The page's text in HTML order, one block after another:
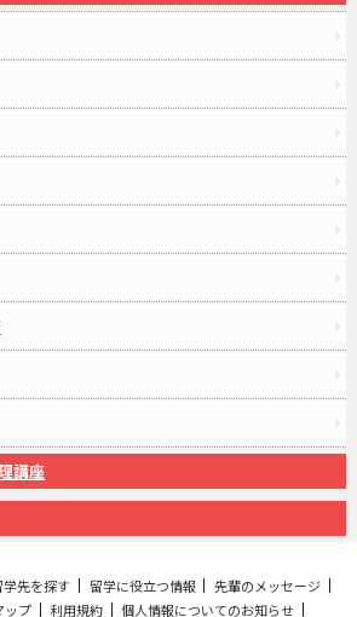
講座
学先を探す 留学に役立つ情報
先輩のメッセージ
ップ 利用規約
個人情報についてのお知らせ